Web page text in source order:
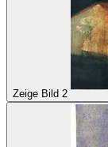
Zeige Bild 2